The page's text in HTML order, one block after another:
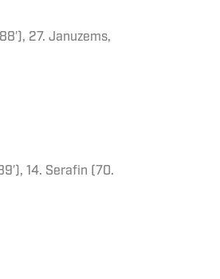
27. Januzems,
14. Serafin (70.